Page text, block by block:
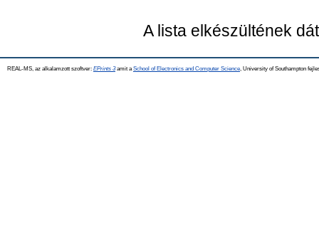
A lista elkészültének
REAL-MS, az alkalamzott szoftver: EPrints 3amit a School of Electronics and Computer Science , University of Southampton